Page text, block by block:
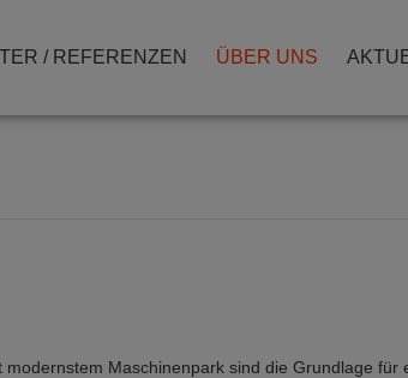
/ REFERENZEN ÜBER UNS
Maschinenpark sind die Grundlage